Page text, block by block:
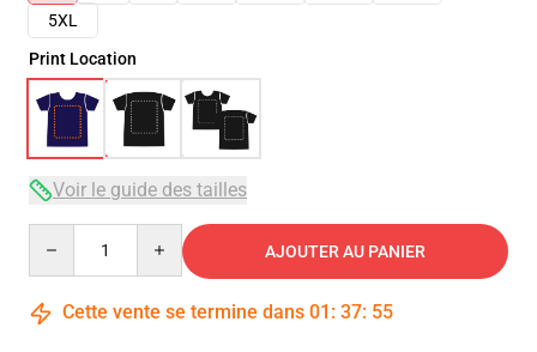
5XL
Print Location
Voir le guide des tailles
AJOUTER AU PANIER
Cette vente se termine dans 01 : 37: 54